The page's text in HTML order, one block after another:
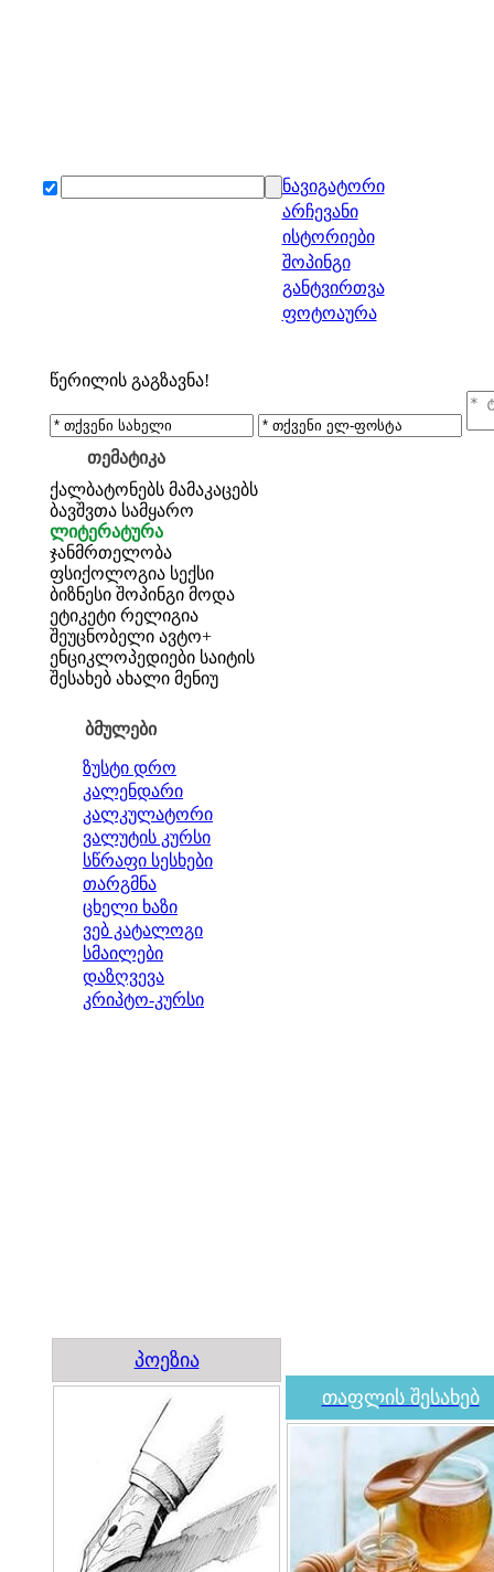
ნავიგატორი
არჩევანი
ისტორიები
შოპინგი
განტვირთვა
ფოტოაურა
წერილის გაგზავნა!
თემატიკა
ქალბატონებს მამაკაცებს
ბავშვთა სამყარო
ლიტერატურა
ჯანმრთელობა
ფსიქოლოგია სექსი
ბიზნესი შოპინგი მოდა
ეტიკეტი რელიგია
შეუცნობელი ავტო+
ენციკლოპედიები საიტის
შესახებ ახალი მენიუ
ბმულები
ზუსტი დრო
კალენდარი
კალკულატორი
ვალუტის კურსი
სწრაფი სესხები
თარგმნა
ცხელი ხაზი
ვებ კატალოგი
სმაილები
დაზღვევა
კრიპტო-კურსი
პოეზია
თაფლის შესახებ